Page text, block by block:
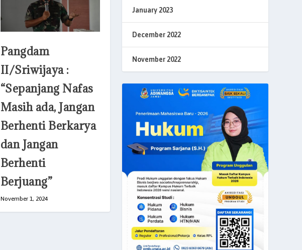
Pangdam
II/Sriwijaya :
“Sepanjang Nafas
Masih ada, Jangan
Berhenti Berkarya
dan Jangan
Berhenti
Berjuang”
November 1, 2024
January 2023
December 2022
November 2022